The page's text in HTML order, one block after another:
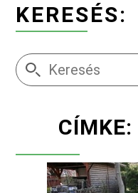
KERESÉS:
CÍMKE: